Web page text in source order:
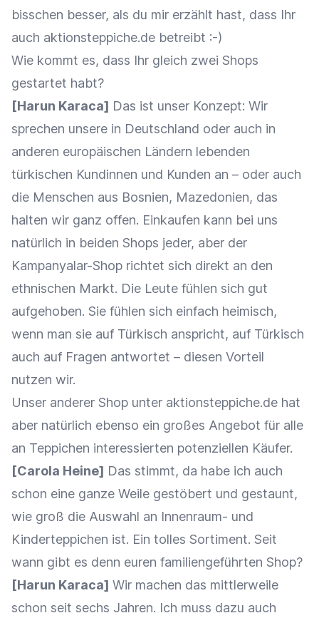
bisschen besser, als du mir erzählt hast, dass Ihr
auch aktionsteppiche.de betreibt :-)
Wie kommt es, dass Ihr gleich zwei Shops
gestartet habt?
[Harun Karaca] Das ist unser Konzept: Wir
sprechen unsere in Deutschland oder auch in
anderen europäischen Ländern lebenden
türkischen Kundinnen und Kunden an – oder auch
die Menschen aus Bosnien, Mazedonien, das
halten wir ganz offen. Einkaufen kann bei uns
natürlich in beiden Shops jeder, aber der
Kampanyalar-Shop richtet sich direkt an den
ethnischen Markt. Die Leute fühlen sich gut
aufgehoben. Sie fühlen sich einfach heimisch,
wenn man sie auf Türkisch anspricht, auf Türkisch
auch auf Fragen antwortet – diesen Vorteil
nutzen wir.
Unser anderer Shop unter aktionsteppiche.de hat
aber natürlich ebenso ein großes Angebot für alle
an Teppichen interessierten potenziellen Käufer.
[Carola Heine] Das stimmt, da habe ich auch
schon eine ganze Weile gestöbert und gestaunt,
wie groß die Auswahl an Innenraum- und
Kinderteppichen ist. Ein tolles Sortiment. Seit
wann gibt es denn euren familiengeführten Shop?
[Harun Karaca] Wir machen das mittlerweile
schon seit sechs Jahren. Ich muss dazu auch